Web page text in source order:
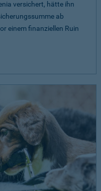
versichert, hätte ihn
ab
einem finanziellen Ruin